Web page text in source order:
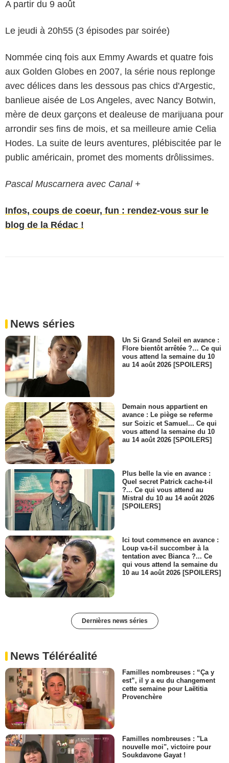
A partir du 9 août
Le jeudi à 20h55 (3 épisodes par soirée)
Nommée cinq fois aux Emmy Awards et quatre fois
aux Golden Globes en 2007, la série nous replonge
avec délices dans les dessous pas chics d'Argestic,
banlieue aisée de Los Angeles, avec Nancy Botwin,
mère de deux garçons et dealeuse de marijuana pour
arrondir ses fins de mois, et sa meilleure amie Celia
Hodes. La suite de leurs aventures, plébiscitée par le
public américain, promet des moments drôlissimes.
Pascal Muscarnera avec Canal +
Infos, coups de coeur, fun : rendez-vous sur le
blog de la Rédac !
News séries
Un Si Grand Soleil en avance :
Flore bientôt arrêtée ?… Ce qui
vous attend la semaine du 10
au 14 août 2026 [SPOILERS]
Demain nous appartient en
avance : Le piège se referme
sur Soizic et Samuel... Ce qui
vous attend la semaine du 10
au 14 août 2026 [SPOILERS]
Plus belle la vie en avance :
Quel secret Patrick cache-t-il
?... Ce qui vous attend au
Mistral du 10 au 14 août 2026
[SPOILERS]
Ici tout commence en avance :
Loup va-t-il succomber à la
tentation avec Bianca ?... Ce
qui vous attend la semaine du
10 au 14 août 2026 [SPOILERS]
Dernières news séries
News Téléréalité
Familles nombreuses : “Ça y
est”, il y a eu du changement
cette semaine pour Laëtitia
Provenchère
Familles nombreuses : "La
nouvelle moi", victoire pour
Soukdavone Gayat !